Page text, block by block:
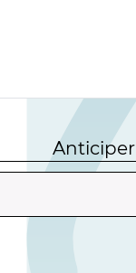
Anticiper